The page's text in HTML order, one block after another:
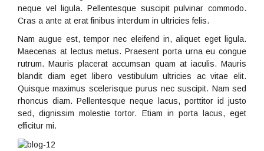
neque vel ligula. Pellentesque suscipit pulvinar commodo.
Cras a ante at erat finibus interdum in ultricies felis.
Nam augue est, tempor nec eleifend in, aliquet eget ligula.
Maecenas at lectus metus. Praesent porta urna eu congue
rutrum. Mauris placerat accumsan quam at iaculis. Mauris
blandit diam eget libero vestibulum ultricies ac vitae elit.
Quisque maximus scelerisque purus nec suscipit. Nam sed
rhoncus diam. Pellentesque neque lacus, porttitor id justo
sed, dignissim molestie tortor. Etiam in porta lacus, eget
efficitur mi.